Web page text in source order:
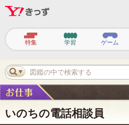
ビ
ゲ
ー
シ
ョ
ン
特集 学習 ゲーム
図鑑の中で検索する
いのちの電話相談員